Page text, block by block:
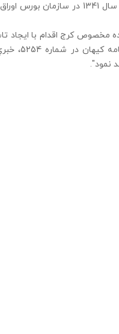
نوع شركت بر اساس ماده يك اساسنامه، نوع شركت سهامي
اوليه: پس از انتشار آگهي رسمي، شركت نفت پارس در كيلومتر 19
توليد روانكارها
نمود".